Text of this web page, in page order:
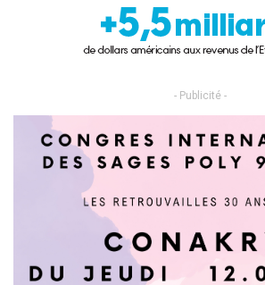
- Publicité -